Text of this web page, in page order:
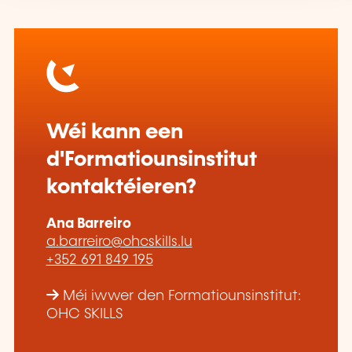
Wéi kann een
d'Formatiounsinstitut
kontaktéieren?
Ana Barreiro
a.barreiro@ohcskills.lu
+352 691 849 195
Méi iwwer den Formatiounsinstitut:
OHC SKILLS